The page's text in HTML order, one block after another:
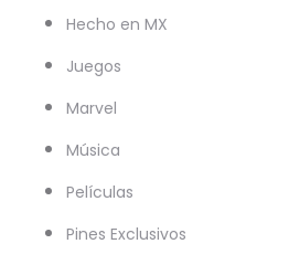
Hecho en MX
Juegos
Marvel
Música
Películas
Pines Exclusivos